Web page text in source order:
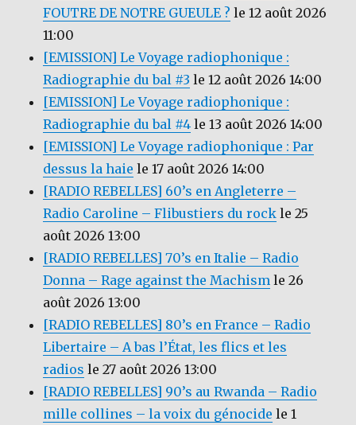
FOUTRE DE NOTRE GUEULE ? le 12 août 2026
11:00
[EMISSION] Le Voyage radiophonique :
Radiographie du bal #3 le 12 août 2026 14:00
[EMISSION] Le Voyage radiophonique :
Radiographie du bal #4 le 13 août 2026 14:00
[EMISSION] Le Voyage radiophonique : Par
dessus la haie le 17 août 2026 14:00
[RADIO REBELLES] 60’s en Angleterre –
Radio Caroline – Flibustiers du rock le 25
août 2026 13:00
[RADIO REBELLES] 70’s en Italie – Radio
Donna – Rage against the Machism le 26
août 2026 13:00
[RADIO REBELLES] 80’s en France – Radio
Libertaire – A bas l’État, les flics et les
radios le 27 août 2026 13:00
[RADIO REBELLES] 90’s au Rwanda – Radio
mille collines – la voix du génocide le 1